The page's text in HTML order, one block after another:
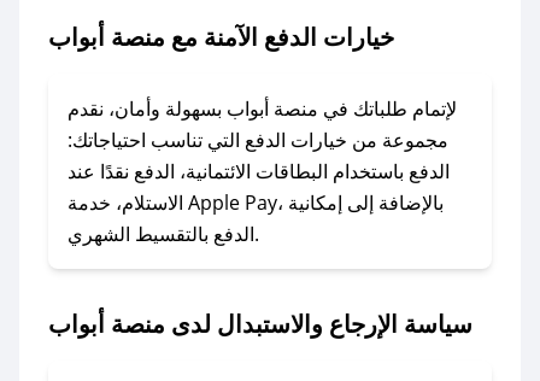
أبواب.
لا تقلق! يمكنك التواصل مع فريق دعم صحصح عبر
الرسائل الخاصة على تويتر أو البريد الإلكتروني،
وسنقوم بحل المشكلة في أسرع وقت ممكن.
### ماذا أفعل إذا لم أجد كود خصم لمتجري
المفضل؟
مراسلتنا مباشرة وسنعمل على توفير الكوبونات في
خيارات الدفع الآمنة مع منصة أبواب
لإتمام طلباتك في منصة أبواب بسهولة وأمان، نقدم
مجموعة من خيارات الدفع التي تناسب احتياجاتك:
الدفع باستخدام البطاقات الائتمانية، الدفع نقدًا عند
الاستلام، خدمة Apple Pay، بالإضافة إلى إمكانية
الدفع بالتقسيط الشهري.
سياسة الإرجاع والاستبدال لدى منصة أبواب